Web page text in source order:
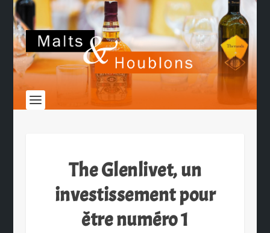
The Glenlivet, un
investissement pour
être numéro 1